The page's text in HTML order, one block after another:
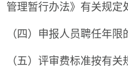
管理暂行办法》有关规定
（四）申报人员聘任年限
（五）评审费标准按有关